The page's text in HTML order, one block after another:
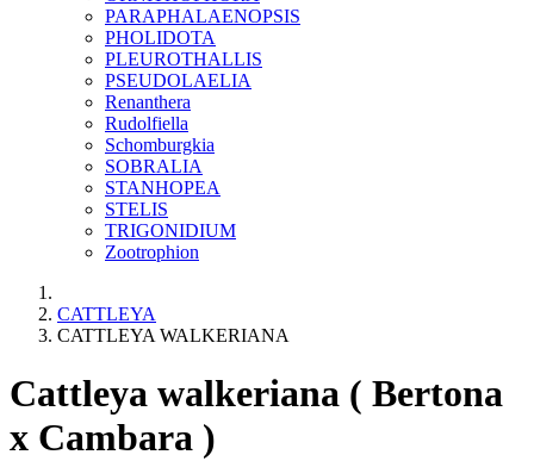
PARAPHALAENOPSIS
PHOLIDOTA
PLEUROTHALLIS
PSEUDOLAELIA
Renanthera
Rudolfiella
Schomburgkia
SOBRALIA
STANHOPEA
STELIS
TRIGONIDIUM
Zootrophion
CATTLEYA
CATTLEYA WALKERIANA
Cattleya walkeriana ( Bertona
x Cambara )